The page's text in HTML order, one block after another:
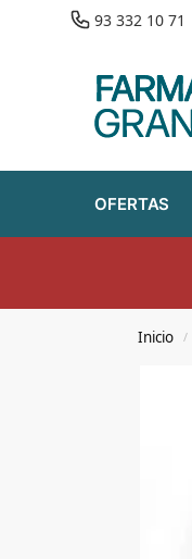
93 332 10 71
OFERTAS
Inicio /